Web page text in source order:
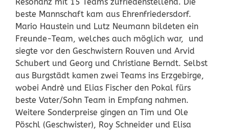
beste Mannschaft kam aus Ehrenfriedersdorf.
Mario Haustein und Lutz Neumann bildeten ein
Freunde-Team, welches auch möglich war, und
siegte vor den Geschwistern Rouven und Arvid
Schubert und Georg und Christiane Berndt. Selbst
aus Burgstädt kamen zwei Teams ins Erzgebirge,
wobei Andrè und Elias Fischer den Pokal fürs
beste Vater/Sohn Team in Empfang nahmen.
Weitere Sonderpreise gingen an Tim und Ole
Pöschl (Geschwister), Roy Schneider und Elisa